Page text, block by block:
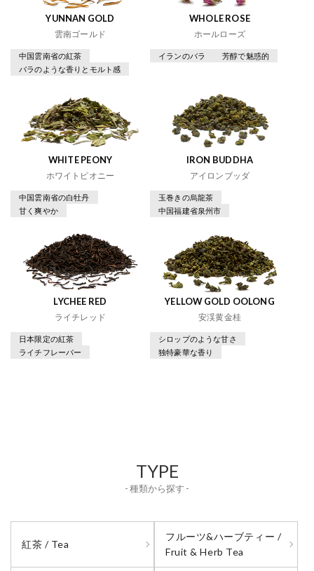
YUNNAN GOLD
雲南ゴールド
中国雲南省の紅茶
バラのような香りとモルト感
WHOLE ROSE
ホールローズ
イランのバラ 芳醇で魅惑的
WHITE PEONY
ホワイトピオニー
中国雲南省の白牡丹
甘く爽やか
IRON BUDDHA
アイロンブッダ
玉巻きの烏龍茶
中国福建省泉州市
LYCHEE RED
ライチレッド
日本限定の紅茶
ライチフレーバー
YELLOW GOLD OOLONG
安渓黄金桂
シロップのような甘さ
独特豪華な香り
TYPE
- 種類から探す -
紅茶 / Tea
フルーツ&ハーブティー /
Fruit & Herb Tea